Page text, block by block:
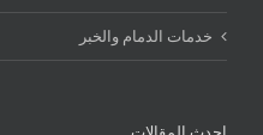
خدمات الدمام والخبر